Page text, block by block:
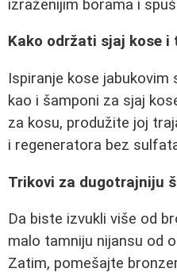
izraženijim borama i
Kako održati sjaj kose i
Ispiranje kose
kao i šamponi za sjaj
za kosu, produžite joj
i regeneratora bez
Trikovi za dugotrajniju
Da biste izvukli više od
malo tamniju nijansu od
Zatim, pomešajte